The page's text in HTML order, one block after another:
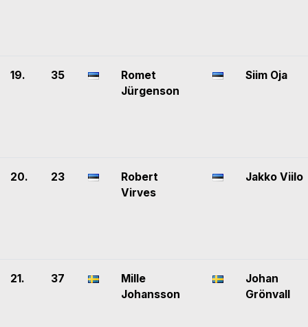
19. 35
Romet
Jürgenson
Siim Oja
20. 23
Robert
Virves
Jakko Viilo
21. 37
Mille
Johansson
Johan
Grönvall